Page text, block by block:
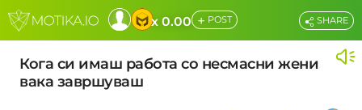
x 0.00 + POST
Кога си имаш работа со несмасни жени
вака завршуваш
SHARE